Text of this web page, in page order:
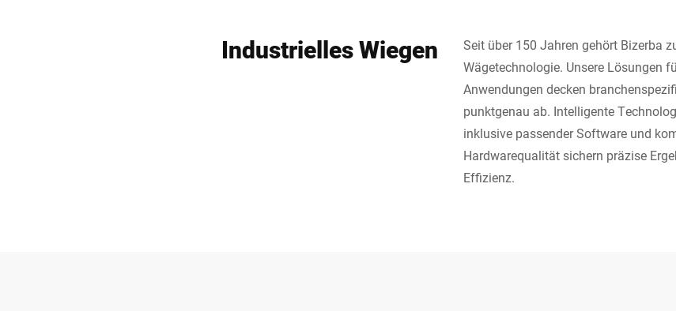
Industrielles Wiegen
Seit über 150 Jahren gehört Bizerba
Wägetechnologie. Unsere Lösungen
Anwendungen decken
punktgenau ab. Intelligente
inklusive passender Software und
Hardwarequalität sichern präzise
Effizienz.